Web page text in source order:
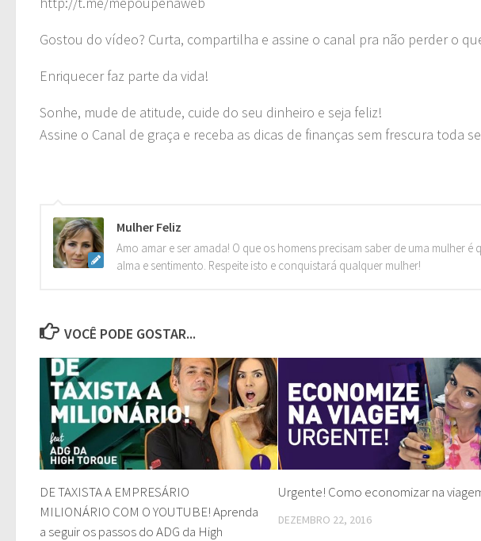
Gostou do vídeo? Curta, compartilha e assine o canal pra não perder o
Enriquecer faz parte da vida!
Sonhe, mude de atitude, cuide do seu dinheiro e seja feliz!
Assine o Canal de graça e receba as dicas de finanças sem frescura toda
Mulher Feliz
Amo amar e ser amada! O que os homens precisam saber de uma mulher
alma e sentimento. Respeite isto e conquistará qualquer mulher!
VOCÊ PODE GOSTAR...
DE TAXISTA A EMPRESÁRIO
MILIONÁRIO COM O YOUTUBE! Aprenda
a seguir os passos do ADG da High
Urgente! Como economizar na
DEZEMBRO 22, 2016